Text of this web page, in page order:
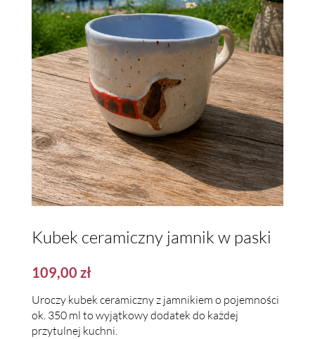
Kubek ceramiczny jamnik w paski
109,00 zł
Uroczy kubek ceramiczny z jamnikiem o pojemności
ok. 350 ml to wyjątkowy dodatek do każdej
przytulnej kuchni.